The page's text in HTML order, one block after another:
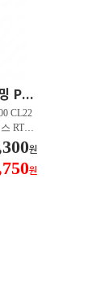
6월 월간견적 FHD 가성비 게이밍 PC 5600 RTX 3050 GY509
CL22
RTX
M.2 NV
원
원